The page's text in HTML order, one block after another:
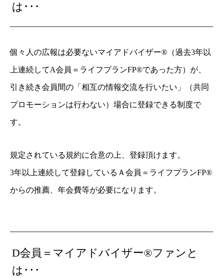
は･･･
個々人の広報は必要ないマイアドバイザー®（過去3年以
上連続してA会員＝ライフプランFP®であった方）が、
引き続き会員間の「相互の情報交流を行いたい」（共同
プロモーションは行わない）場合に登録できる制度で
す。
規定されている規約に合意の上、登録頂けます。
3年以上連続して登録しているＡ会員＝ライフプランFP®
からの推薦、年会費等が必要になります。
D会員＝マイアドバイザー®ファンと
は･･･